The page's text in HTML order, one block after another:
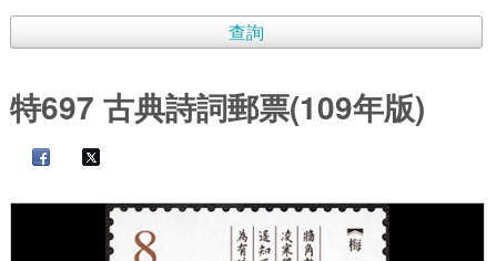
特697 古典詩詞郵票(109年版)